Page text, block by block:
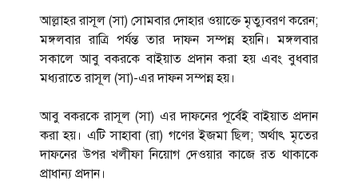
আল্লাহর রাসূল (সা) সোমবার দোহার ওয়াক্তে মৃত্যুবরণ করেন;
মঙ্গলবার রাত্রি পর্যন্ত তার দাফন সম্পন্ন হয়নি। মঙ্গলবার
সকালে আবু বকরকে বাইয়াত প্রদান করা হয় এবং বুধবার
মধ্যরাতে রাসূল (সা)-এর দাফন সম্পন্ন হয়।
আবু বকরকে রাসূল (সা) এর দাফনের পূর্বেই বাইয়াত প্রদান
করা হয়। এটি সাহাবা (রা) গণের ইজমা ছিল; অর্থাৎ মৃতের
দাফনের উপর খলীফা নিয়োগ দেওয়ার কাজে রত থাকাকে
প্রাধান্য প্রদান।